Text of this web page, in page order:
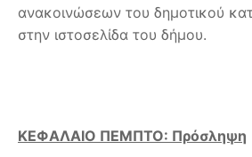
ανακοινώσεων του δημοτικού
στην ιστοσελίδα του δήμου.
ΚΕΦΑΛΑΙΟ ΠΕΜΠΤΟ: Πρόσληψη